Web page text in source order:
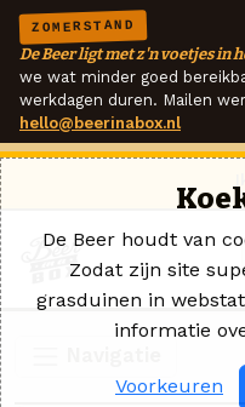
ZOMERSTAND
De Beer ligt met z'n voetjes in
we wat minder goed
werkdagen duren. Mailen
hello@beerinabox.nl
De Beer houdt van
Zodat zijn site
grasduinen in
informatie
Voorkeuren